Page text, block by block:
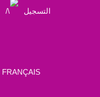
التسجيل
FRANÇAIS